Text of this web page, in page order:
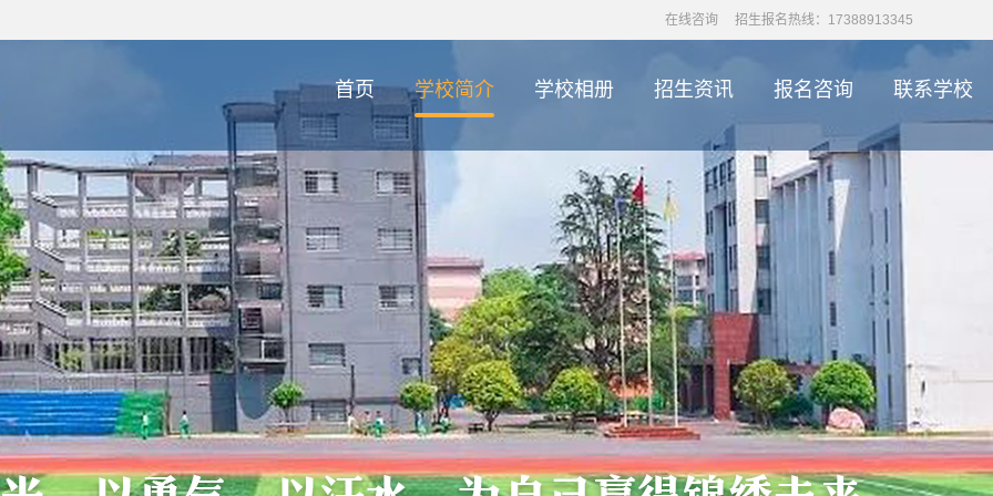
在线咨询 招生报名热线：17388913345
首页 学校简介 学校相册 招生资讯 报名咨询 联系学校